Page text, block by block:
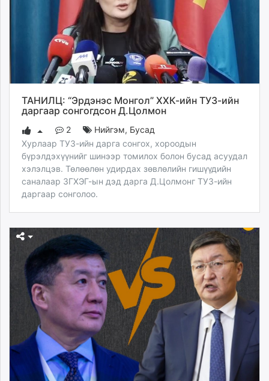
ТАНИЛЦ: “Эрдэнэс Монгол” ХХК-ийн ТУЗ-ийн
даргаар сонгогдсон Д.Цолмон
2 Нийгэм, Бусад
Хурлаар ТУЗ-ийн дарга сонгох, хороодын
бүрэлдэхүүнийг шинээр томилох болон бусад асуудал
хэлэлцэв. Төлөөлөн удирдах зөвлөлийн гишүүдийн
саналаар ЗГХЭГ-ын дэд дарга Д.Цолмонг ТУЗ-ийн
даргаар сонголоо.